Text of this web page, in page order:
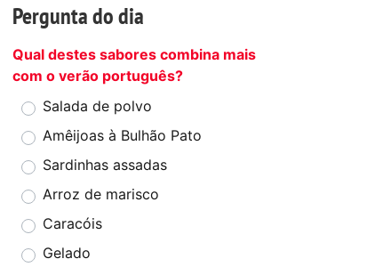
Pergunta do dia
Qual destes sabores combina mais
com o verão português?
Salada de polvo
Amêijoas à Bulhão Pato
Sardinhas assadas
Arroz de marisco
Caracóis
Gelado